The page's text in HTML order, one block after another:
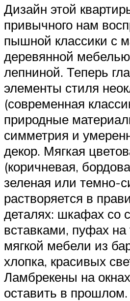
Дизайн этой
привычного нам
пышной классики с
деревянной
лепниной. Теперь
элементы стиля
(современная
природные
симметрия и
декор. Мягкая
(коричневая,
зеленая или темно-
растворяется в
деталях: шкафах со
вставками, пуфах на
мягкой мебели из
хлопка, красивых
Ламбрекены на
оставить в прошлом.